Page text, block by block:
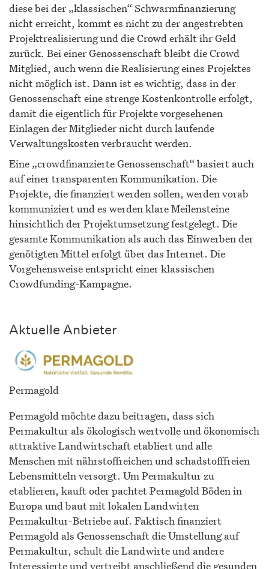
diese bei der „klassischen“ Schwarmfinanzierung
nicht erreicht, kommt es nicht zu der angestrebten
Projektrealisierung und die Crowd erhält ihr Geld
zurück. Bei einer Genossenschaft bleibt die Crowd
Mitglied, auch wenn die Realisierung eines Projektes
nicht möglich ist. Dann ist es wichtig, dass in der
Genossenschaft eine strenge Kostenkontrolle erfolgt,
damit die eigentlich für Projekte vorgesehenen
Einlagen der Mitglieder nicht durch laufende
Verwaltungskosten verbraucht werden.
Eine „crowdfinanzierte Genossenschaft“ basiert auch
auf einer transparenten Kommunikation. Die
Projekte, die finanziert werden sollen, werden vorab
kommuniziert und es werden klare Meilensteine
hinsichtlich der Projektumsetzung festgelegt. Die
gesamte Kommunikation als auch das Einwerben der
genötigten Mittel erfolgt über das Internet. Die
Vorgehensweise entspricht einer klassischen
Crowdfunding-Kampagne.
Aktuelle Anbieter
Permagold
Permagold möchte dazu beitragen, dass sich
Permakultur als ökologisch wertvolle und ökonomisch
attraktive Landwirtschaft etabliert und alle
Menschen mit nährstoffreichen und schadstofffreien
Lebensmitteln versorgt. Um Permakultur zu
etablieren, kauft oder pachtet Permagold Böden in
Europa und baut mit lokalen Landwirten
Permakultur-Betriebe auf. Faktisch finanziert
Permagold als Genossenschaft die Umstellung auf
Permakultur, schult die Landwirte und andere
Interessierte und vertreibt anschließend die gesunden